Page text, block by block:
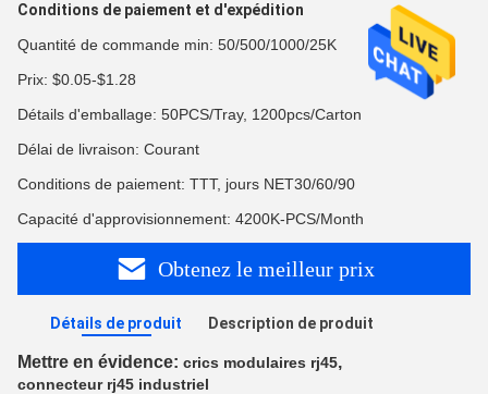
Conditions de paiement et d'expédition
Quantité de commande min: 50/500/1000/25K
Prix: $0.05-$1.28
Détails d'emballage: 50PCS/Tray, 1200pcs/Carton
Délai de livraison: Courant
Conditions de paiement: TTT, jours NET30/60/90
Capacité d'approvisionnement: 4200K-PCS/Month
Obtenez le meilleur prix
Détails de produit Description de produit
Mettre en évidence: crics modulaires rj45,
connecteur rj45 industriel